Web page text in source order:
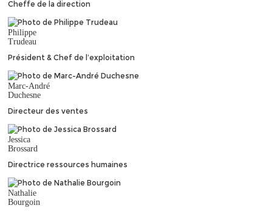
Cheffe de la direction
Philippe
Trudeau
Président & Chef de l’exploitation
Marc-André
Duchesne
Directeur des ventes
Jessica
Brossard
Directrice ressources humaines
Nathalie
Bourgoin